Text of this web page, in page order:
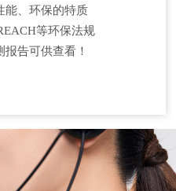
能、环保的特质
等环保法规
告可供查看！